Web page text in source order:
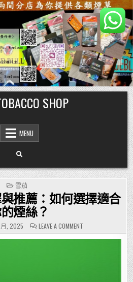
SHOP
MENU
POSTED
IN
雪茄
推薦：如何選擇適合
煙絲？
, 2025 LEAVE A COMMENTON
煙
絲